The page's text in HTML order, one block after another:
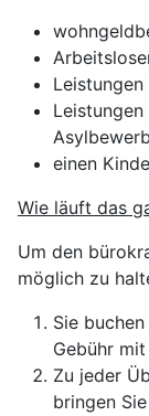
Leistungen
einen
Wie läuft das
Um den
möglich zu
Sie
Gebühr
Zu jeder
bringen